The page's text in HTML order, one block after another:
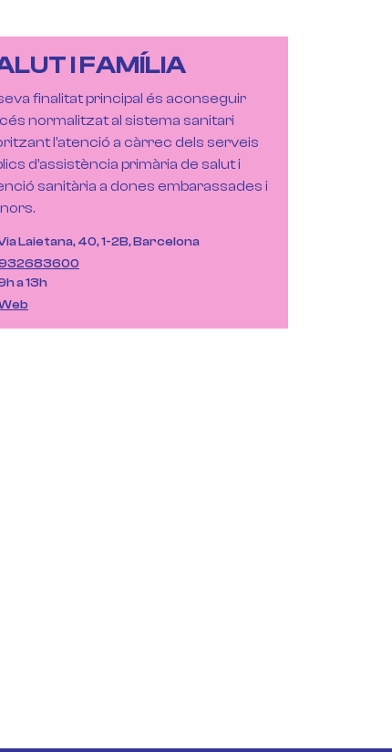
I FAMÍLIA
finalitat principal és aconseguir
normalitzat al sistema sanitari
l’atenció a càrrec dels serveis
d’assistència primària de salut i
sanitària a dones embarassades i
Laietana, 40, 1-2B, Barcelona
a 13h